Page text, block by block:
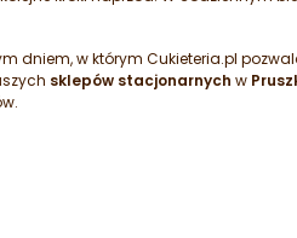
dniem, w którym Cukieteria.pl
sklepów stacjonarnych w